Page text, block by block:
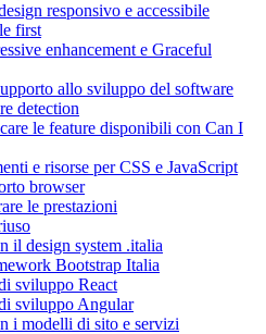
responsivo e accessibile
first
enhancement e Graceful
allo sviluppo del software
detection
le feature disponibili con Can I
e risorse per CSS e JavaScript
browser
le prestazioni
il design system .italia
Bootstrap Italia
sviluppo React
sviluppo Angular
i modelli di sito e servizi